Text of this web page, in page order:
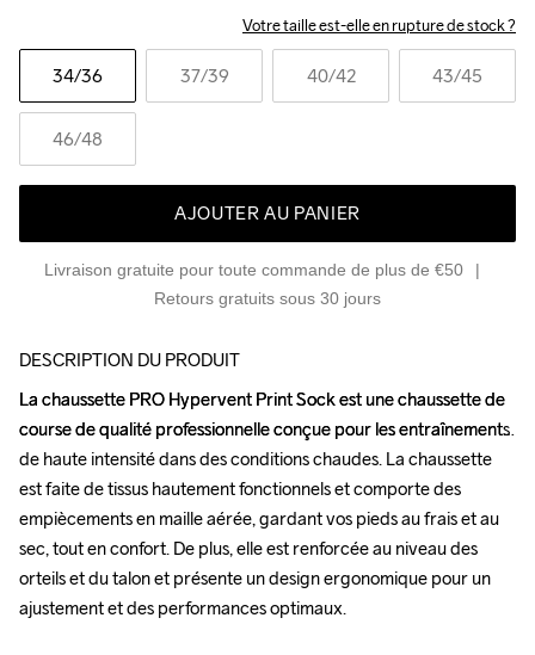
Votre taille est-elle en rupture de stock ?
34/36 37/39 40/42 43/45
46/48
AJOUTER AU PANIER
Livraison gratuite pour toute commande de plus de €50
Retours gratuits sous 30 jours
DESCRIPTION DU PRODUIT
La chaussette PRO Hypervent Print Sock est une chaussette de
course de qualité professionnelle conçue pour les entraînements
de haute intensité dans des conditions chaudes. La chaussette
est faite de tissus hautement fonctionnels et comporte des
empiècements en maille aérée, gardant vos pieds au frais et au
sec, tout en confort. De plus, elle est renforcée au niveau des
orteils et du talon et présente un design ergonomique pour un
ajustement et des performances optimaux.
La chaussette PRO Hypervent Print Sock est une chaussette de
course de qualité professionnelle conçue pour les entraînements
de haute intensité dans des conditions chaudes. La chaussette
est faite de tissus hautement fonctionnels et comporte des
empiècements en maille aérée, gardant vos pieds au frais et au
sec, tout en confort. De plus, elle est renforcée au niveau des
orteils et du talon et présente un design ergonomique pour un
ajustement et des performances optimaux.